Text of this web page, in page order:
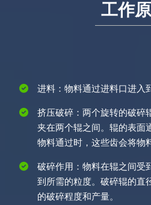
工作
进料：物料通过进料口进入
挤压破碎：两个旋转的破碎
夹在两个辊之间。辊的表面
物料通过时，这些齿会将物
破碎作用：物料在辊之间受
到所需的粒度。破碎辊的直
的破碎程度和产量。